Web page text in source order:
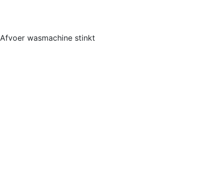
Afvoer wasmachine stinkt